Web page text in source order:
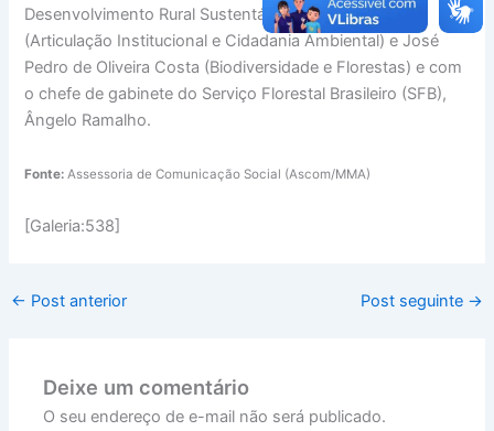
Desenvolvimento Rural Sustentável), Edson Duarte
(Articulação Institucional e Cidadania Ambiental) e José
Pedro de Oliveira Costa (Biodiversidade e Florestas) e com
o chefe de gabinete do Serviço Florestal Brasileiro (SFB),
Ângelo Ramalho.
Fonte: Assessoria de Comunicação Social (Ascom/MMA)
[Galeria:538]
← Post anterior Post seguinte →
Deixe um comentário
O seu endereço de e-mail não será publicado.